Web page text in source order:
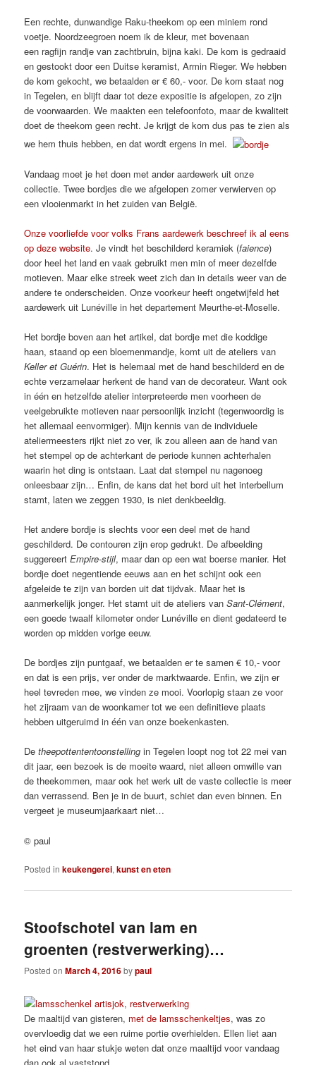
Een rechte, dunwandige Raku-theekom op een miniem rond
voetje. Noordzeegroen noem ik de kleur, met bovenaan
een ragfijn randje van zachtbruin, bijna kaki. De kom is gedraaid
en gestookt door een Duitse keramist, Armin Rieger. We hebben
de kom gekocht, we betaalden er € 60,- voor. De kom staat nog
in Tegelen, en blijft daar tot deze expositie is afgelopen, zo zijn
de voorwaarden. We maakten een telefoonfoto, maar de kwaliteit
doet de theekom geen recht. Je krijgt de kom dus pas te zien als
we hem thuis hebben, en dat wordt ergens in mei.
Vandaag moet je het doen met ander aardewerk uit onze
collectie. Twee bordjes die we afgelopen zomer verwierven op
een vlooienmarkt in het zuiden van België.
Onze voorliefde voor volks Frans aardewerk beschreef ik al eens
op deze website. Je vindt het beschilderd keramiek (faience)
door heel het land en vaak gebruikt men min of meer dezelfde
motieven. Maar elke streek weet zich dan in details weer van de
andere te onderscheiden. Onze voorkeur heeft ongetwijfeld het
aardewerk uit Lunéville in het departement Meurthe-et-Moselle.
Het bordje boven aan het artikel, dat bordje met die koddige
haan, staand op een bloemenmandje, komt uit de ateliers van
Keller et Guérin. Het is helemaal met de hand beschilderd en de
echte verzamelaar herkent de hand van de decorateur. Want ook
in één en hetzelfde atelier interpreteerde men voorheen de
veelgebruikte motieven naar persoonlijk inzicht (tegenwoordig is
het allemaal eenvormiger). Mijn kennis van de individuele
ateliermeesters rijkt niet zo ver, ik zou alleen aan de hand van
het stempel op de achterkant de periode kunnen achterhalen
waarin het ding is ontstaan. Laat dat stempel nu nagenoeg
onleesbaar zijn… Enfin, de kans dat het bord uit het interbellum
stamt, laten we zeggen 1930, is niet denkbeeldig.
Het andere bordje is slechts voor een deel met de hand
geschilderd. De contouren zijn erop gedrukt. De afbeelding
suggereertEmpire-stijl, maar dan op een wat boerse manier. Het
bordje doet negentiende eeuws aan en het schijnt ook een
afgeleide te zijn van borden uit dat tijdvak. Maar het is
aanmerkelijk jonger. Het stamt uit de ateliers vanSant-Clément,
een goede twaalf kilometer onder Lunéville en dient gedateerd te
worden op midden vorige eeuw.
De bordjes zijn puntgaaf, we betaalden er te samen € 10,- voor
en dat is een prijs, ver onder de marktwaarde. Enfin, we zijn er
heel tevreden mee, we vinden ze mooi. Voorlopig staan ze voor
het zijraam van de woonkamer tot we een definitieve plaats
hebben uitgeruimd in één van onze boekenkasten.
Detheepottententoonstelling in Tegelen loopt nog tot 22 mei van
dit jaar, een bezoek is de moeite waard, niet alleen omwille van
de theekommen, maar ook het werk uit de vaste collectie is meer
dan verrassend. Ben je in de buurt, schiet dan even binnen. En
vergeet je museumjaarkaart niet…
© paul
Posted in keukengerei,kunst en eten
Stoofschotel van lam en
groenten (restverwerking)…
Posted onMarch 4, 2016bypaul
De maaltijd van gisteren, met de lamsschenkeltjes, was zo
overvloedig dat we een ruime portie overhielden. Ellen liet aan
het eind van haar stukje weten dat onze maaltijd voor vandaag
dan ook al vaststond.